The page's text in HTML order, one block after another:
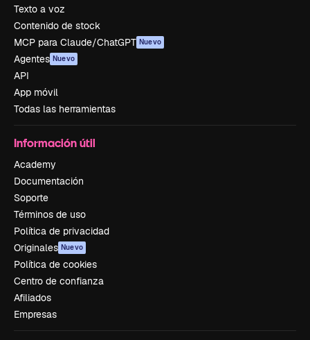
Texto a voz
Contenido de stock
MCP para Claude/ChatGPT Nuevo
Agentes Nuevo
API
App móvil
Todas las herramientas
Información útil
Academy
Documentación
Soporte
Términos de uso
Política de privacidad
Originales Nuevo
Política de cookies
Centro de confianza
Afiliados
Empresas